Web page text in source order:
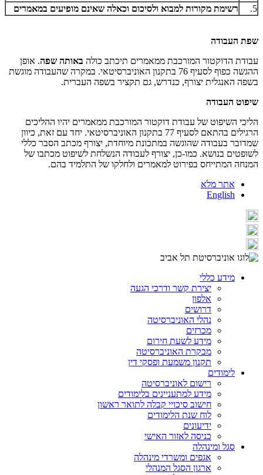
5. רשימת מקורות למבוא ולסיכום וכאלה שאינם מופיעים במאמרים
שפת העבודה
עבודת הדוקטור המורכבת ממאמרים תיכתב כולה באותה שפה. אופן
ההגשה כפוף לסעיף 76 בתקנון האוניברסיטאי. במקרה שהעבודה מוגשת
בשפה האנגלית יצורף, כנדרש, גם תקציר בשפה העברית.
שיפוט העבודה
הליכי השיפוט של עבודת דוקטור המורכבת ממאמרים יהיו ההליכים
הרגילים בהתאם לסעיף 77 בתקנון האוניברסיטאי. יחד עם זאת, כיוון
שמדובר בעבודה שהוגשה במתכונת מיוחדת, יצורף מכתב הסבר כללי
לשופטים בנושא. כמו-כן, יצורף לעבודה הנשלחת לשיפוט מכתבו של
המנחה המתייחס בפירוט למאמרים ולחלקו של התלמיד בהם.
אתר מלא
English
מידע כללי
יצירת קשר ודרכי הגעה
אלפון
דרושים
נהלי האוניברסיטה
מכרזים
מידע לשעת חירום
מבקרת האוניברסיטה
תקנון משמעת ופסקי דין
לימודים
רישום לאוניברסיטה
מידע למתעניינים בלימודים
חישוב סיכויי קבלה לתואר ראשון
לוח שנת הלימודים
ידיעונים
כניסה לאזור האישי
סגל ומינהלה
אגפים ומשרדי מינהלה
ארגון הסגל המנהלי